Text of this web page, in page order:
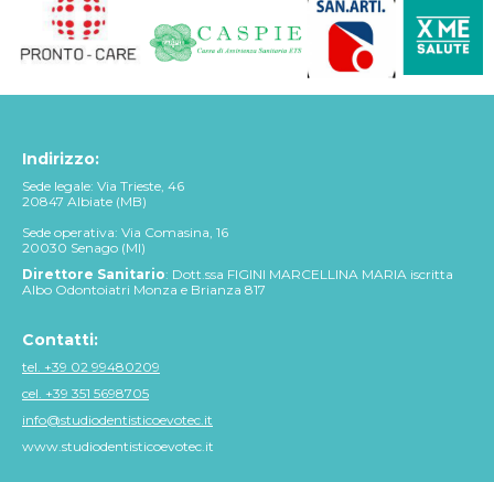
Indirizzo:
Sede legale: Via Trieste, 46
20847 Albiate (MB)
Sede operativa: Via Comasina, 16
20030 Senago (MI)
Direttore Sanitario: Dott.ssa FIGINI MARCELLINA MARIA iscritta
Albo Odontoiatri Monza e Brianza 817
Contatti:
tel. +39 02 99480209
cel. +39 351 5698705
info@studiodentisticoevotec.it
www.studiodentisticoevotec.it